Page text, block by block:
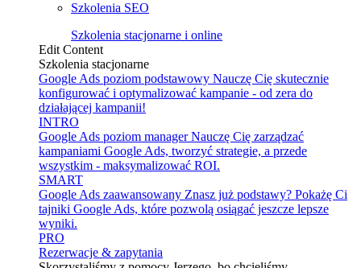
Szkolenia SEO
Szkolenia stacjonarne i online
Edit Content
Szkolenia stacjonarne
Google Ads poziom podstawowy Nauczę Cię skutecznie
konfigurować i optymalizować kampanie - od zera do
działającej kampanii!
INTRO
Google Ads poziom manager Nauczę Cię zarządzać
kampaniami Google Ads, tworzyć strategie, a przede
wszystkim - maksymalizować ROI.
SMART
Google Ads zaawansowany Znasz już podstawy? Pokażę Ci
tajniki Google Ads, które pozwolą osiągać jeszcze lepsze
wyniki.
PRO
Rezerwacje & zapytania